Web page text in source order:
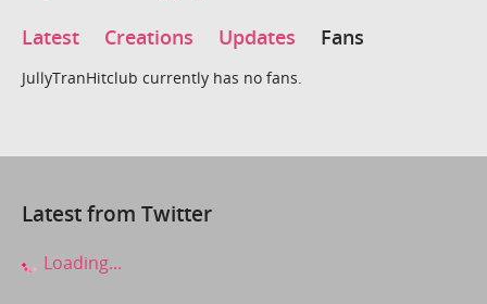
Latest Creations Updates Fans
JullyTranHitclub currently has no fans.
Latest from Twitter
Loading...